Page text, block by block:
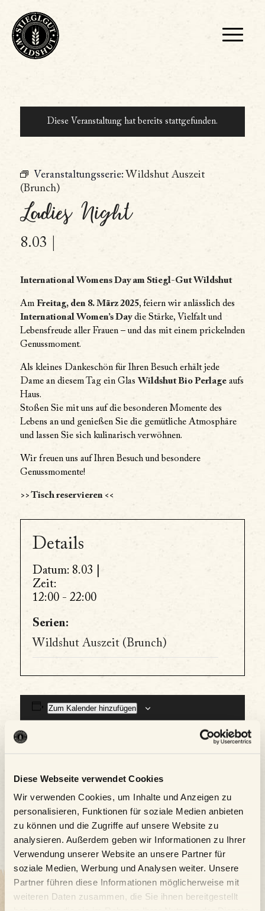
Diese Webseite verwendet Cookies
Wir verwenden Cookies, um Inhalte und Anzeigen zu
personalisieren, Funktionen für soziale Medien anbieten
zu können und die Zugriffe auf unsere Website zu
analysieren. Außerdem geben wir Informationen zu Ihrer
Verwendung unserer Website an unsere Partner für
soziale Medien, Werbung und Analysen weiter. Unsere
Partner führen diese Informationen möglicherweise mit
weiteren Daten zusammen, die Sie ihnen bereitgestellt
Diese Veranstaltung hat bereits stattgefunden.
Veranstaltungsserie: Wildshut Auszeit
(Brunch)
Ladies Night
8.03 |
International Womens Day am Stiegl-Gut Wildshut
Am Freitag, den 8. März 2025, feiern wir anlässlich des
International Women’s Daydie Stärke, Vielfalt und
Lebensfreude aller Frauen – und das mit einem prickelnden
Genussmoment.
Als kleines Dankeschön für Ihren Besuch erhält jede
Dame an diesem Tag ein Glas Wildshut Bio Perlageaufs
Haus.
Stoßen Sie mit uns auf die besonderen Momente des
Lebens an und genießen Sie die gemütliche Atmosphäre
und lassen Sie sich kulinarisch verwöhnen.
Wir freuen uns auf Ihren Besuch und besondere
Genussmomente!
>> Tisch reservieren <<
Details
Datum: 8.03 |
Zeit:
12:00 - 22:00
Serien:
Wildshut Auszeit (Brunch)
Zum Kalender hinzufügen